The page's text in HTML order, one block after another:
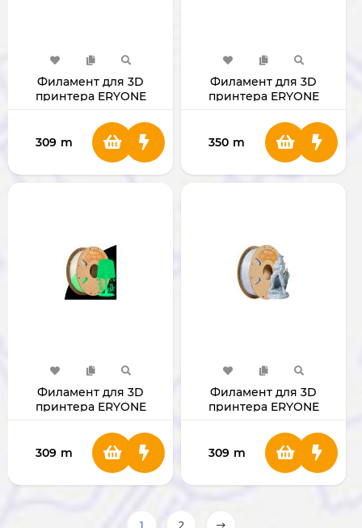
Филамент для 3D
принтера ERYONE
(Vortex)
309 m
Филамент для 3D
принтера ERYONE
350 m
Филамент для 3D
принтера ERYONE
Green
309 m
Филамент для 3D
принтера ERYONE
309 m
1 2